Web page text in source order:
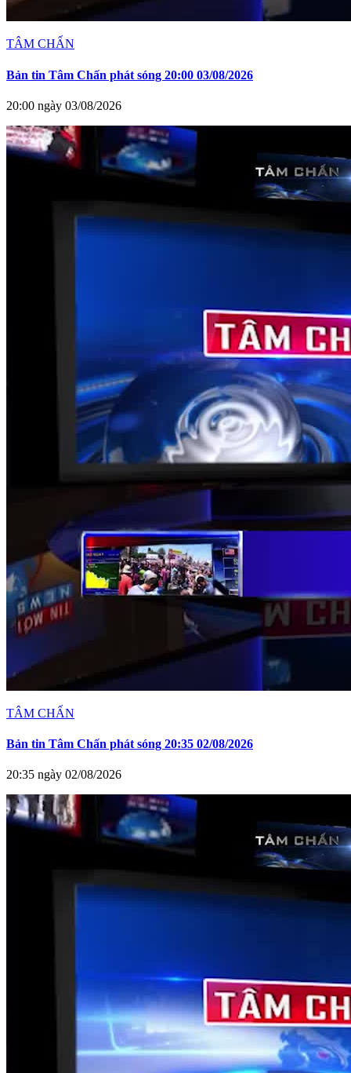
TÂM CHẤN
Bản tin Tâm Chấn phát sóng 20:00 03/08/2026
20:00 ngày 03/08/2026
TÂM CHẤN
Bản tin Tâm Chấn phát sóng 20:35 02/08/2026
20:35 ngày 02/08/2026